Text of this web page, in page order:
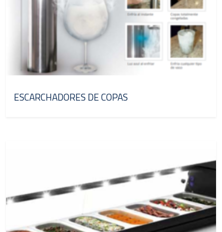
ESCARCHADORES DE COPAS